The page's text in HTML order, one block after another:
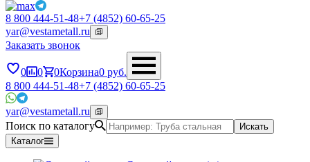
8 800 444-51-48+7 (4852) 60-65-25
yar@vestametall.ru
Заказать звонок
0 0 0Корзина0 руб.
8 800 444-51-48+7 (4852) 60-65-25
yar@vestametall.ru
Поиск по каталогу
Искать
Каталог